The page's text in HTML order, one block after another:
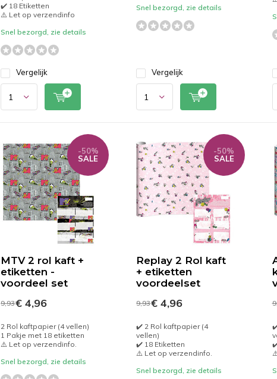
✔️ 18 Etiketten
⚠️ Let op verzendinfo
Snel bezorgd, zie details
Vergelijk
Snel bezorgd, zie details
Vergelijk
MTV 2 rol kaft +
etiketten -
voordeel set
-50%
SALE
9,93€ 4,96
2 Rol kaftpapier (4 vellen)
1 Pakje met 18 etiketten
⚠️ Let op verzendinfo.
Snel bezorgd, zie details
Replay 2 Rol kaft
+ etiketten
voordeelset
-50%
SALE
9,93€ 4,96
✔️ 2 Rol kaftpapier (4
vellen)
✔️ 18 Etiketten
⚠️ Let op verzendinfo.
Snel bezorgd, zie details